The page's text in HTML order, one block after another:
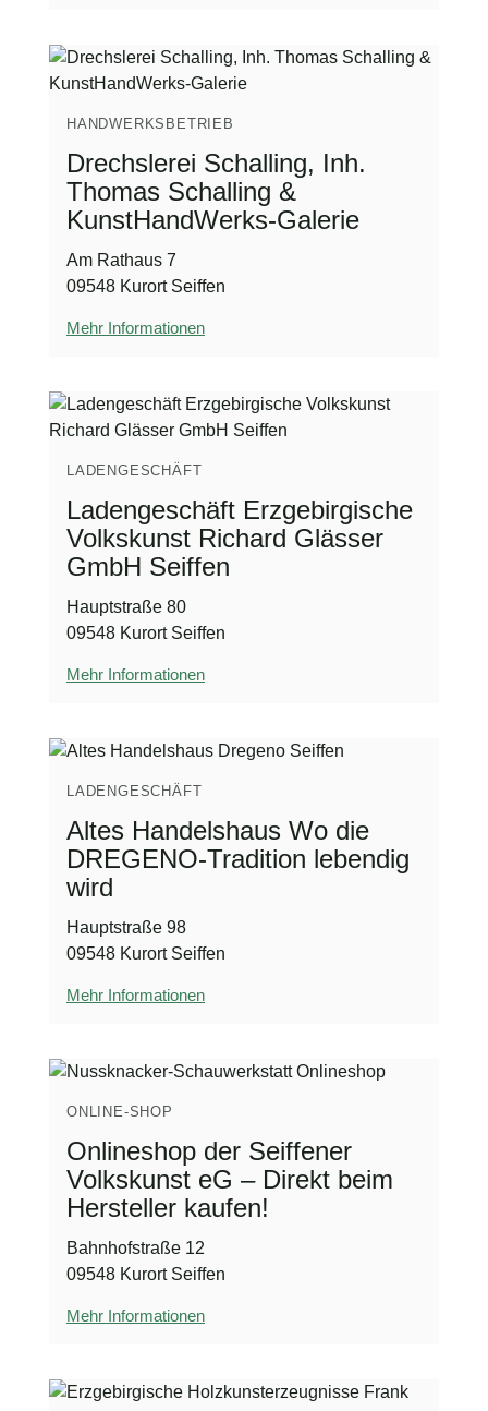
HANDWERKSBETRIEB
Drechslerei Schalling, Inh.
Thomas Schalling &
KunstHandWerks-Galerie
Am Rathaus 7
09548 Kurort Seiffen
Mehr Informationen
LADENGESCHÄFT
Ladengeschäft Erzgebirgische
Volkskunst Richard Glässer
GmbH Seiffen
Hauptstraße 80
09548 Kurort Seiffen
Mehr Informationen
LADENGESCHÄFT
Altes Handelshaus Wo die
DREGENO-Tradition lebendig
wird
Hauptstraße 98
09548 Kurort Seiffen
Mehr Informationen
ONLINE-SHOP
Onlineshop der Seiffener
Volkskunst eG – Direkt beim
Hersteller kaufen!
Bahnhofstraße 12
09548 Kurort Seiffen
Mehr Informationen